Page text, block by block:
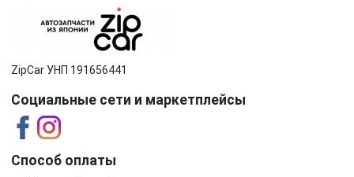
ZipCar УНП 191656441
Социальные сети и маркетплейсы
Способ оплаты